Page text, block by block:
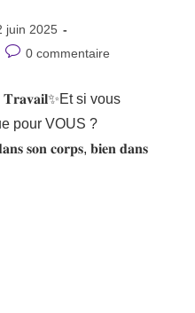
:
juin 2025
Commentaires
publication :
0 commentaire
si vous
pour VOUS ?
𝐬𝐨𝐧 𝐜𝐨𝐫𝐩𝐬, 𝐛𝐢𝐞𝐧 𝐝𝐚𝐧𝐬